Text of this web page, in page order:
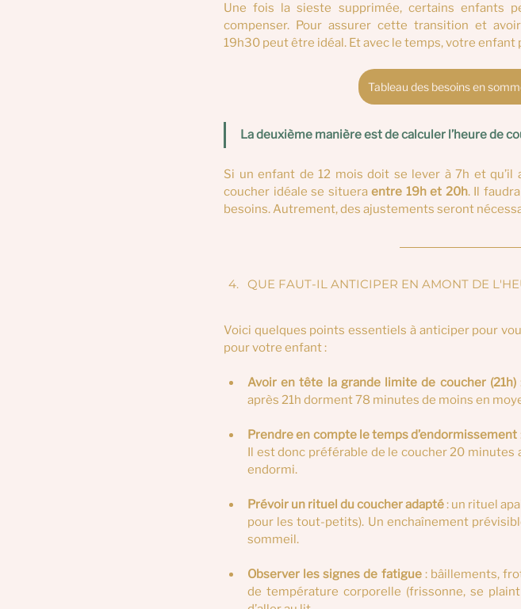
Une fois la sieste supprimée, certains enfants
compenser. Pour assurer cette transition et
19h30 peut être idéal. Et avec le temps, votre enfant
Tableau des besoins en
La deuxième manière est de calculer l’heure de
Si un enfant de 12 mois doit se lever à 7h et qu’il
coucher idéale se situera entre 19h et 20h. Il
besoins. Autrement, des ajustements seront
QUE FAUT-IL ANTICIPER EN AMONT DE
Voici quelques points essentiels à anticiper pour
pour votre enfant :
Avoir en tête la grande limite de coucher (21h)
après 21h dorment 78 minutes de moins en
Prendre en compte le temps d’endormissement
Il est donc préférable de le coucher 20 minutes
endormi.
Prévoir un rituel du coucheradapté : un rituel
pour les tout-petits). Un enchaînement
sommeil.
Observer les signes de fatigue : bâillements,
de température corporelle (frissonne, se